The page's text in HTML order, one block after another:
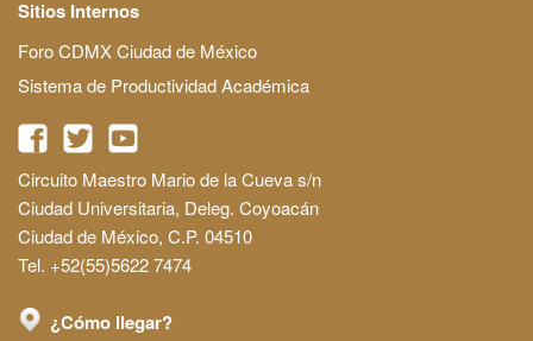
Sitios Internos
Foro CDMX Ciudad de México
Sistema de Productividad Académica
Circuito Maestro Mario de la Cueva s/n
Ciudad Universitaria, Deleg. Coyoacán
Ciudad de México, C.P. 04510
Tel. +52(55)5622 7474
¿Cómo llegar?